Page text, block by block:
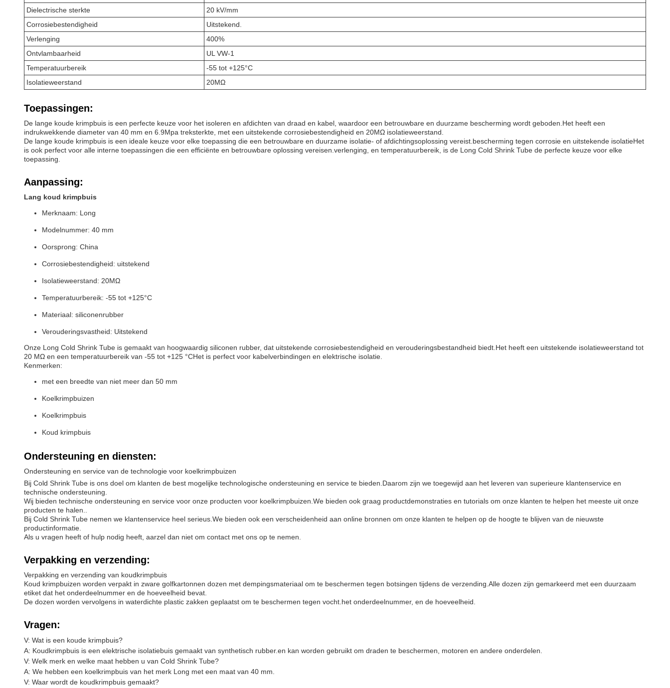
Dielectrische sterkte
20 kV/mm
Corrosiebestendigheid
Uitstekend.
Verlenging
400%
Ontvlambaarheid
UL VW-1
Temperatuurbereik
-55 tot +125°C
Isolatieweerstand
20MΩ
Toepassingen:
De lange koude krimpbuis is een perfecte keuze voor het isoleren en afdichten van draad en kabel, waardoor een betrouwbare en duurzame bescherming wordt geboden.Het heeft een
indrukwekkende diameter van 40 mm en 6.9Mpa treksterkte, met een uitstekende corrosiebestendigheid en 20MΩ isolatieweerstand.
De lange koude krimpbuis is een ideale keuze voor elke toepassing die een betrouwbare en duurzame isolatie- of afdichtingsoplossing vereist.bescherming tegen corrosie en uitstekende isolatieHet
is ook perfect voor alle interne toepassingen die een efficiënte en betrouwbare oplossing vereisen.verlenging, en temperatuurbereik, is de Long Cold Shrink Tube de perfecte keuze voor elke
toepassing.
Aanpassing:
Lang koud krimpbuis
Merknaam: Long
Modelnummer: 40 mm
Oorsprong: China
Corrosiebestendigheid: uitstekend
Isolatieweerstand: 20MΩ
Temperatuurbereik: -55 tot +125°C
Materiaal: siliconenrubber
Verouderingsvastheid: Uitstekend
Onze Long Cold Shrink Tube is gemaakt van hoogwaardig siliconen rubber, dat uitstekende corrosiebestendigheid en verouderingsbestandheid biedt.Het heeft een uitstekende isolatieweerstand tot
20 MΩ en een temperatuurbereik van -55 tot +125 °CHet is perfect voor kabelverbindingen en elektrische isolatie.
Kenmerken:
met een breedte van niet meer dan 50 mm
Koelkrimpbuizen
Koelkrimpbuis
Koud krimpbuis
Ondersteuning en diensten:
Ondersteuning en service van de technologie voor koelkrimpbuizen
Bij Cold Shrink Tube is ons doel om klanten de best mogelijke technologische ondersteuning en service te bieden.Daarom zijn we toegewijd aan het leveren van superieure klantenservice en
technische ondersteuning.
Wij bieden technische ondersteuning en service voor onze producten voor koelkrimpbuizen.We bieden ook graag productdemonstraties en tutorials om onze klanten te helpen het meeste uit onze
producten te halen..
Bij Cold Shrink Tube nemen we klantenservice heel serieus.We bieden ook een verscheidenheid aan online bronnen om onze klanten te helpen op de hoogte te blijven van de nieuwste
productinformatie.
Als u vragen heeft of hulp nodig heeft, aarzel dan niet om contact met ons op te nemen.
Verpakking en verzending:
Verpakking en verzending van koudkrimpbuis
Koud krimpbuizen worden verpakt in zware golfkartonnen dozen met dempingsmateriaal om te beschermen tegen botsingen tijdens de verzending.Alle dozen zijn gemarkeerd met een duurzaam
etiket dat het onderdeelnummer en de hoeveelheid bevat.
De dozen worden vervolgens in waterdichte plastic zakken geplaatst om te beschermen tegen vocht.het onderdeelnummer, en de hoeveelheid.
Vragen:
V: Wat is een koude krimpbuis?
A: Koudkrimpbuis is een elektrische isolatiebuis gemaakt van synthetisch rubber.en kan worden gebruikt om draden te beschermen, motoren en andere onderdelen.
V: Welk merk en welke maat hebben u van Cold Shrink Tube?
A: We hebben een koelkrimpbuis van het merk Long met een maat van 40 mm.
V: Waar wordt de koudkrimpbuis gemaakt?